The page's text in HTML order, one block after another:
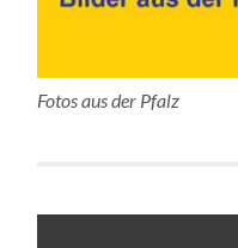
Fotos aus der Pfalz